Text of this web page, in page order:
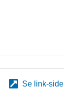
Se link-side